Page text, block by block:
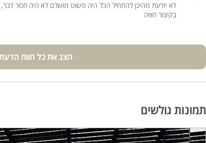
לא יודעת מהיכן להתחיל הכל היה פשוט מושלם לא היה חסר
בקיצור חוויה
הצג את כל חוות
תמונות גולשים